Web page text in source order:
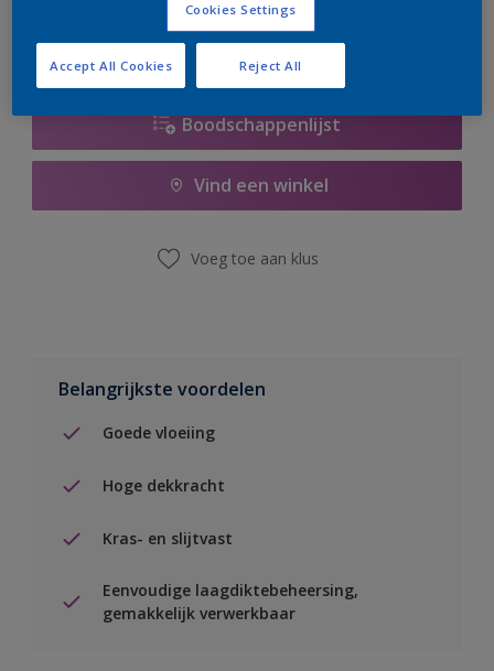
Boodschappenlijst
Vind een winkel
Voeg toe aan klus
Belangrijkste voordelen
Goede vloeiing
Hoge dekkracht
Kras- en slijtvast
Eenvoudige laagdiktebeheersing,
gemakkelijk verwerkbaar
Cookies Settings
Reject All
Accept All Cookies